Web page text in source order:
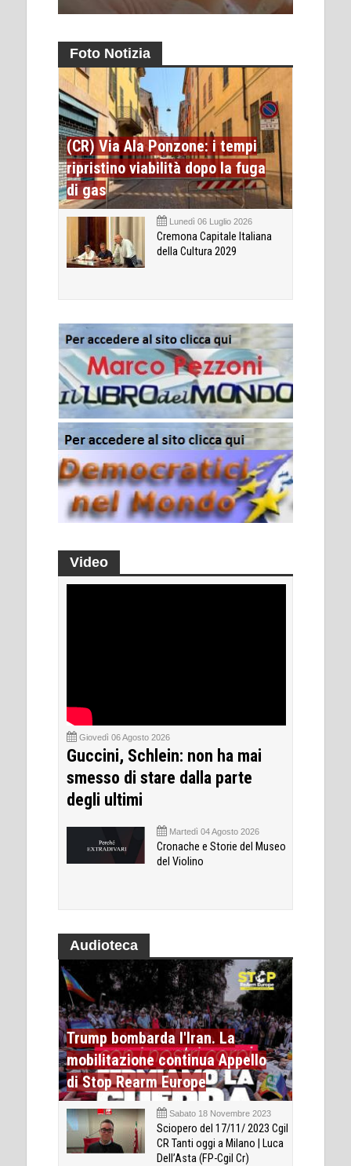
Foto Notizia
(CR) Via Ala Ponzone: i tempi
ripristino viabilità dopo la fuga
di gas
Lunedì 06 Luglio 2026
Cremona Capitale Italiana
della Cultura 2029
Video
Giovedì 06 Agosto 2026
Guccini, Schlein: non ha mai
smesso di stare dalla parte
degli ultimi
Martedì 04 Agosto 2026
Cronache e Storie del Museo
del Violino
Audioteca
Trump bombarda l'Iran. La
mobilitazione continua Appello
di Stop Rearm Europe
Sabato 18 Novembre 2023
Sciopero del 17/11/ 2023 Cgil
CR Tanti oggi a Milano | Luca
Dell’Asta (FP-Cgil Cr)